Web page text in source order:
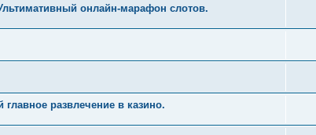
онлайн-марафон слотов.
развлечение в казино.